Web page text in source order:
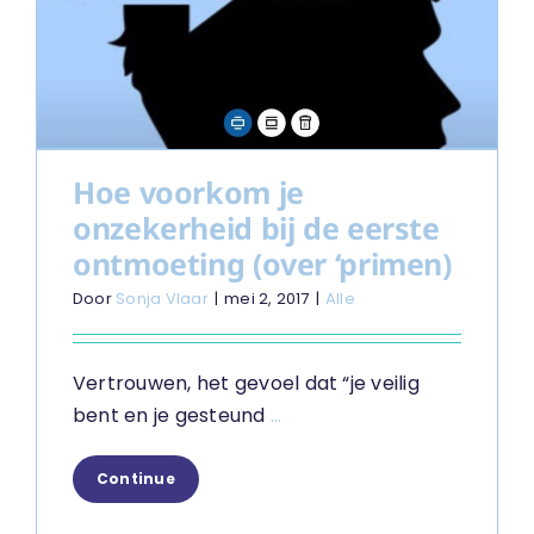
Hoe voorkom je
onzekerheid bij de eerste
ontmoeting (over ‘primen)
Door Sonja Vlaar | mei 2, 2017 | Alle
Vertrouwen, het gevoel dat “je veilig
bent en je gesteund ...
Continue